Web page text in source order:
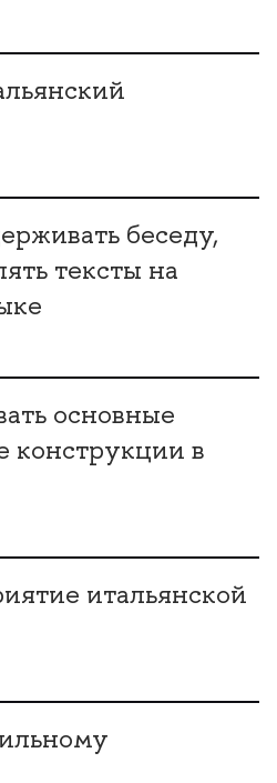
беседу,
тексты на
основные
конструкции
итальянской